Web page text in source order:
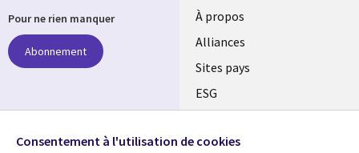
À propos
Alliances
Sites pays
ESG
Fusions
Pour ne rien manquer
Abonnement
Suivez-nous
Consentement à l'utilisation de cookies